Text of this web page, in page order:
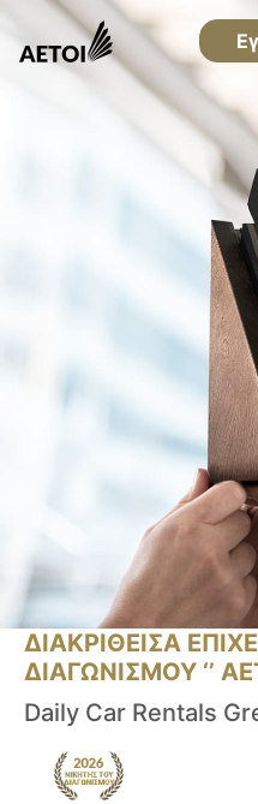
ΔΙΑΚΡΙΘΕΙΣΑ
ΔΙΑΓΩΝΙΣΜΟΥ ‘’
Daily Car Rentals